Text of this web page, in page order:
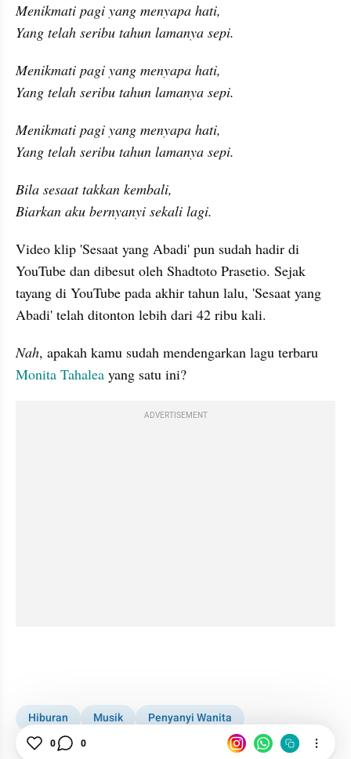
Menikmati pagi yang menyapa hati,
Yang telah seribu tahun lamanya sepi.
Menikmati pagi yang menyapa hati,
Yang telah seribu tahun lamanya sepi.
Menikmati pagi yang menyapa hati,
Yang telah seribu tahun lamanya sepi.
Bila sesaat takkan kembali,
Biarkan aku bernyanyi sekali lagi.
Video klip 'Sesaat yang Abadi' pun sudah hadir di
YouTube dan dibesut oleh Shadtoto Prasetio. Sejak
tayang di YouTube pada akhir tahun lalu, 'Sesaat yang
Abadi' telah ditonton lebih dari 42 ribu kali.
Nah
Monita Tahalea yang satu ini?
ADVERTISEMENT
Hiburan Musik
Penyanyi Wanita
Monita Tahalea
0 0